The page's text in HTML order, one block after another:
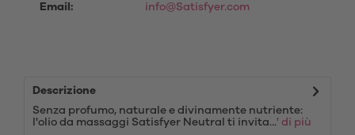
Email:
info@Satisfyer.com
Descrizione
Senza profumo, naturale e divinamente nutriente:
l'olio da massaggi Satisfyer Neutral ti invita...' di più